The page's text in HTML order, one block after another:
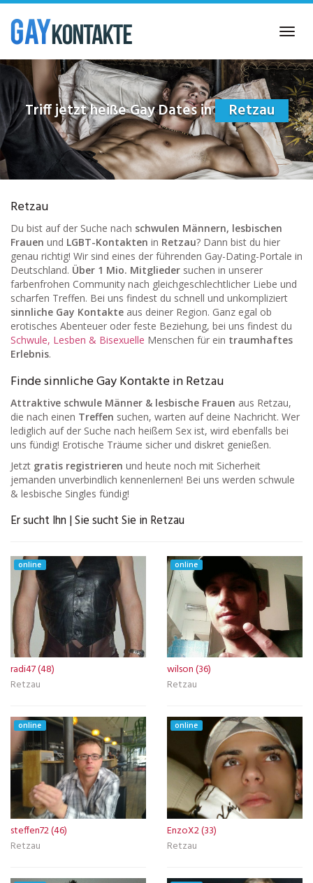
Skip
main
content
Triff jetzt heiße Gay Dates in Retzau
Retzau
Du bist auf der Suche nach schwulen Männern, lesbischen
Frauen und LGBT-Kontakten in Retzau? Dann bist du hier
genau richtig! Wir sind eines der führenden Gay-Dating-Portale in
Deutschland. Über 1 Mio. Mitglieder suchen in unserer
farbenfrohen Community nach gleichgeschlechtlicher Liebe und
scharfen Treffen. Bei uns findest du schnell und unkompliziert
sinnliche Gay Kontakte aus deiner Region. Ganz egal ob
erotisches Abenteuer oder feste Beziehung, bei uns findest du
Schwule, Lesben & Bisexuelle Menschen für ein traumhaftes
Erlebnis.
Finde sinnliche Gay Kontakte in Retzau
Attraktive schwule Männer & lesbische Frauen aus Retzau,
die nach einen Treffen suchen, warten auf deine Nachricht. Wer
lediglich auf der Suche nach heißem Sex ist, wird ebenfalls bei
uns fündig! Erotische Träume sicher und diskret genießen.
Jetzt gratis registrieren und heute noch mit Sicherheit
jemanden unverbindlich kennenlernen! Bei uns werden schwule
& lesbische Singles fündig!
Er sucht Ihn | Sie sucht Sie in Retzau
online
radi47 (48)
Retzau
online
wilson (36)
Retzau
online
steffen72 (46)
Retzau
online
EnzoX2 (33)
Retzau